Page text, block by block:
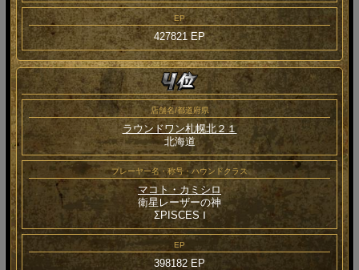
EP
427821 EP
店舗名/都道府県
ラウンドワン札幌北２１
北海道
プレーヤー名・称号・ハウンドクラス
マコト・カミシロ
衛星レーザーの神
ΣPISCES Ⅰ
EP
398182 EP